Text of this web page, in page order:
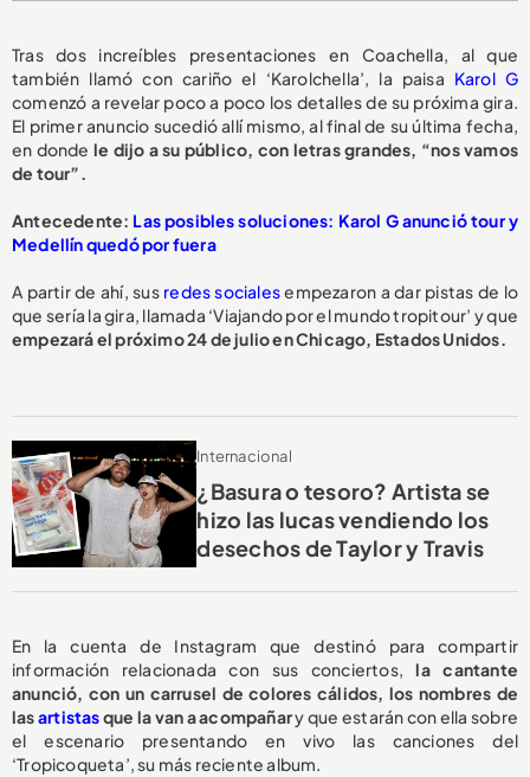
Tras dos increíbles presentaciones en Coachella, al que
también llamó con cariño el ‘Karolchella’, la paisa Karol G
comenzó a revelar poco a poco los detalles de su próxima gira.
El primer anuncio sucedió allí mismo, al final de su última fecha,
en donde le dijo a su público, con letras grandes, “nos vamos
de tour”.
Antecedente: Las posibles soluciones: Karol G anunció tour y
Medellín quedó por fuera
A partir de ahí, sus redes socialesempezaron a dar pistas de lo
que sería la gira, llamada ‘Viajando por el mundo tropitour’ y que
empezará el próximo 24 de julio en Chicago, Estados Unidos.
Internacional
¿Basura o tesoro? Artista se
hizo las lucas vendiendo los
desechos de Taylor y Travis
En la cuenta de Instagram que destinó para compartir
información relacionada con sus conciertos,la cantante
anunció, con un carrusel de colores cálidos, los nombres de
lasartistasque la van a acompañary que estarán con ella sobre
el escenario presentando en vivo las canciones del
‘Tropicoqueta’, su más reciente album.